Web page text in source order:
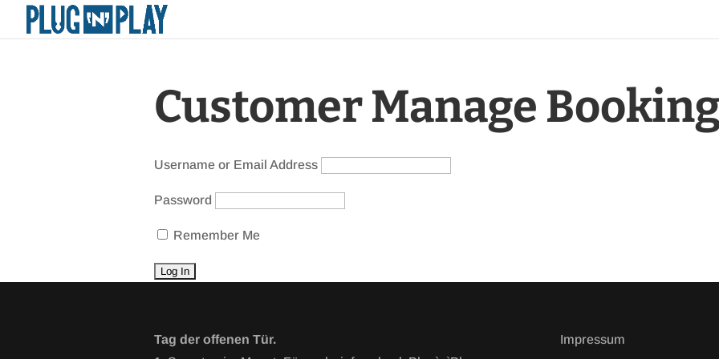
Customer Manage Booking
Username or Email Address
Password
Remember Me
Tag der offenen Tür.
Impressum